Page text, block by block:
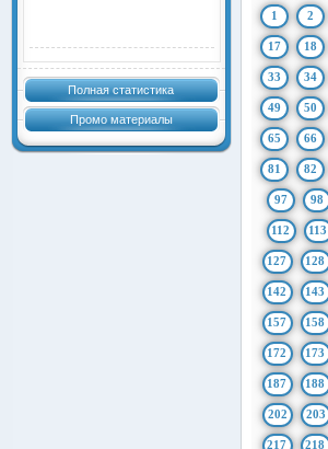
Полная статистика
Промо материалы
1 2
17 18
33 34
49 50
65 66
81 82
97 98
112 113
127 128
142 143
157 158
172 173
187 188
202 203
217 218